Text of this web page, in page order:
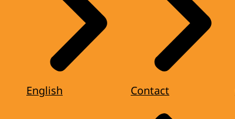
English Contact